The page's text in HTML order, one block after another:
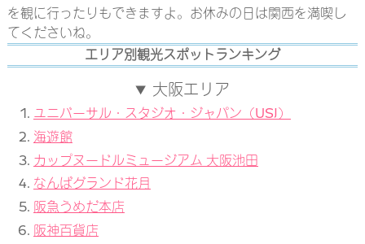
を観に行ったりもできますよ。お休みの日は関西を満喫し
てくださいね。
エリア別観光スポットランキング
大阪エリア
ユニバーサル・スタジオ・ジャパン（USJ）
海遊館
カップヌードルミュージアム 大阪池田
なんばグランド花月
阪急うめだ本店
阪神百貨店